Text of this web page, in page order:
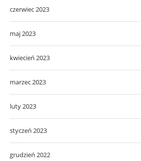
czerwiec 2023
maj 2023
kwiecień 2023
marzec 2023
luty 2023
styczeń 2023
grudzień 2022